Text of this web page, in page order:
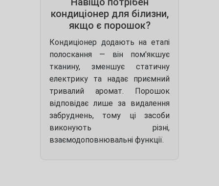
кондиціонер для білизни,
якщо є порошок?
Кондиціонер додають на етапі
полоскання — він пом'якшує
тканину, зменшує статичну
електрику та надає приємний
тривалий аромат. Порошок
відповідає лише за видалення
забруднень, тому ці засоби
виконують різні,
взаємодоповнювальні функції.